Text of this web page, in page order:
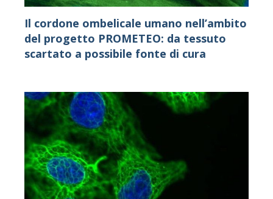
Il cordone ombelicale umano nell’ambito
del progetto PROMETEO: da tessuto
scartato a possibile fonte di cura